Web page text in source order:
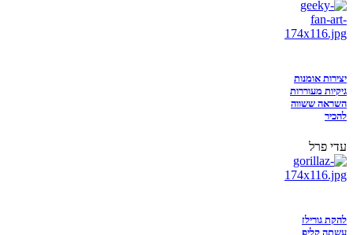
יצירות אומנות
גיקיות מעוררות
השראה ששווה
להכיר
עדי פרל
להקת גורילז
עשתה קליפ